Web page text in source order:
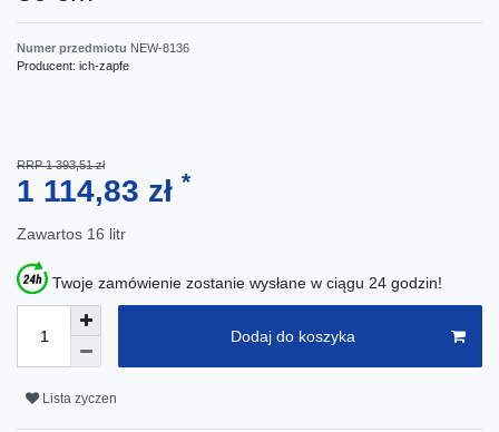
Numer przedmiotu NEW-8136
Producent: ich-zapfe
RRP 1 393,51 zł
1 114,83 zł *
Zawartos 16 litr
Twoje zamówienie zostanie wysłane w ciągu 24 godzin!
Dodaj do koszyka
Lista zyczen